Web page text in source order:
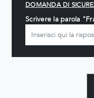
DOMANDA DI
Scrivere la parola